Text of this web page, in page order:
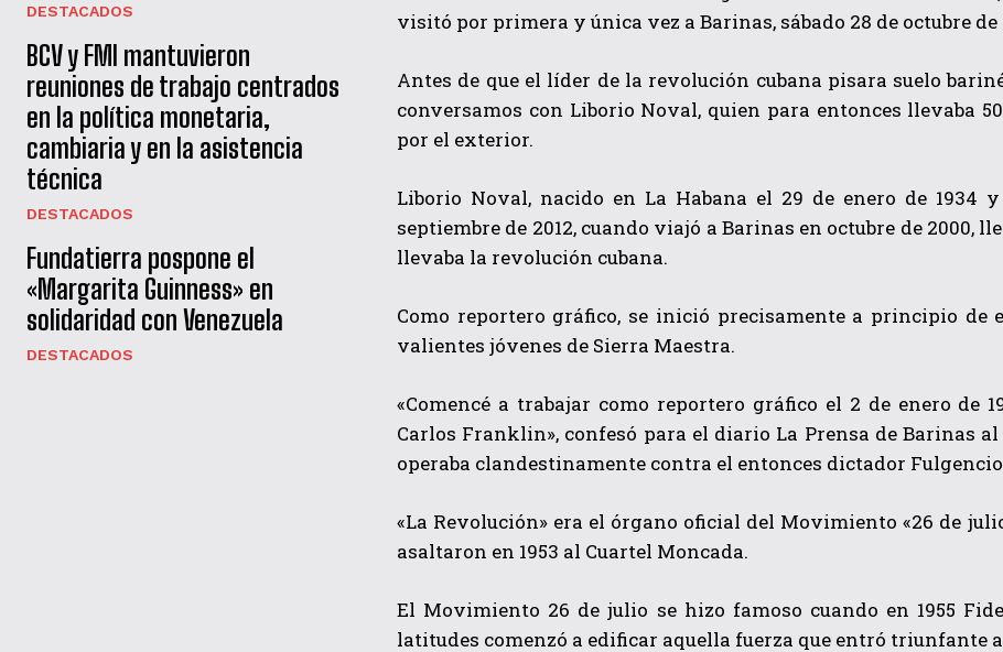
He leído y acepto las Política de privacidad
DESTACADOS
BCV y FMI mantuvieron
reuniones de trabajo centrados
en la política monetaria,
cambiaria y en la asistencia
técnica
DESTACADOS
Fundatierra pospone el
«Margarita Guinness» en
solidaridad con Venezuela
DESTACADOS
visitó por primera y única vez a Barinas, sábado 28 de octubre de
Antes de que el líder de la revolución cubana pisara suelo
conversamos con Liborio Noval, quien para entonces llevaba
por el exterior.
Liborio Noval, nacido en La Habana el 29 de enero de
septiembre de 2012, cuando viajó a Barinas en octubre de 2000,
llevaba la revolución cubana.
Como reportero gráfico, se inició precisamente a principio de
valientes jóvenes de Sierra Maestra.
«Comencé a trabajar como reportero gráfico el 2 de enero de
Carlos Franklin», confesó para el diario La Prensa de Barinas
operaba clandestinamente contra el entonces dictador
«La Revolución» era el órgano oficial del Movimiento «26 de
asaltaron en 1953 al Cuartel Moncada.
El Movimiento 26 de julio se hizo famoso cuando en 1955
latitudes comenzó a edificar aquella fuerza que entró triunfante a